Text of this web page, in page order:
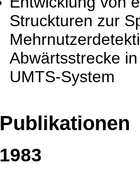
Struckturen zur
Abwärtsstrecke
UMTS-System
Publikationen
1983